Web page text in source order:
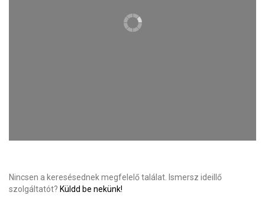
Nincsen a keresésednek megfelelő találat. Ismersz ideillő
szolgáltatót? Küldd be nekünk!